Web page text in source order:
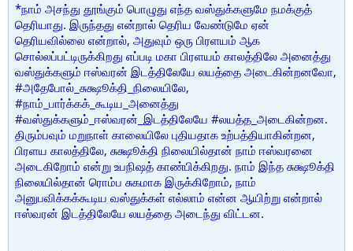
*நாம் அசந்து தூங்கும் பொழுது எந்த வஸ்துக்களுமே நமக்குத்
தெரியாது. இருந்தது என்றால் தெரிய வேண்டுமே ஏன்
தெரியவில்லை என்றால், அதுவும் ஒரு பிரளயம் ஆக
சொல்லப்பட்டிருக்கிறது எப்படி மகா பிரளயம் காலத்திலே அனைத்து
வஸ்துக்களும் ஈஸ்வரன் இடத்திலேயே லயத்தை அடைகின்றனவோ,
#அதேபோல்_சுக்ஷூக்தி_நிலையிலே,
#நாம்_பார்க்கக்_கூடிய_அனைத்து
#வஸ்துக்களும்_ஈஸ்வரன்_இடத்திலேயே #லயத்த_அடைகின்றன.
திரும்பவும் மறுநாள் காலையிலே புதியதாக உற்பத்தியாகின்றன,
பிரளய காலத்திலே, சுக்ஷூக்தி நிலையில்தான் நாம் ஈஸ்வரனை
அடைகிறோம் என்று உபநிஷத் காண்பிக்கிறது. நாம் இந்த சுக்ஷூக்தி
நிலையில்தான் ரொம்ப சுகமாக இருக்கிறோம், நாம்
அனுபவிக்கக்கூடிய வஸ்துக்கள் எல்லாம் என்ன ஆயிற்று என்றால்
ஈஸ்வரன் இடத்திலேயே லயத்தை அடைந்து விட்டன.